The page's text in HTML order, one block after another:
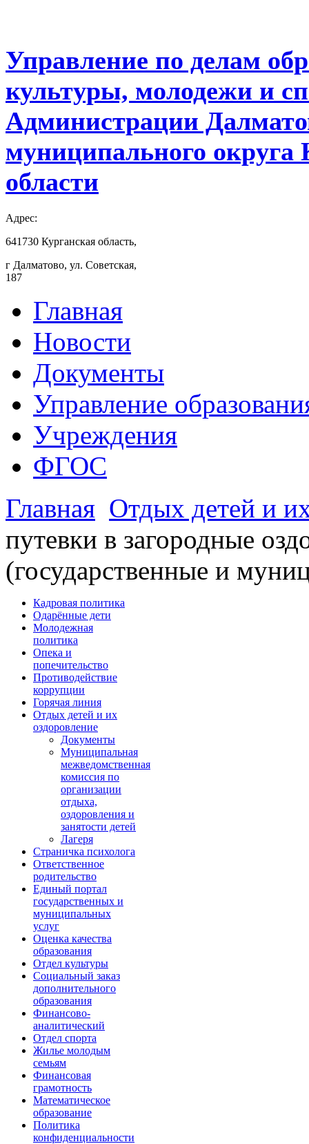
Управление по делам
культуры, молодежи и
Администрации
муниципального округа
области
Адрес:
641730 Курганская область,
г Далматово, ул. Советская,
187
Главная
Новости
Документы
Управление
Учреждения
ФГОС
Главная Отдых детей и
путевки в загородные
(государственные и
Кадровая политика
Одарённые дети
Молодежная
политика
Опека и
попечительство
Противодействие
коррупции
Горячая линия
Отдых детей и их
оздоровление
Документы
Муниципальная
межведомственная
комиссия по
организации
отдыха,
оздоровления и
занятости детей
Лагеря
Страничка психолога
Ответственное
родительство
Единый портал
государственных и
муниципальных
услуг
Оценка качества
образования
Отдел культуры
Социальный заказ
дополнительного
образования
Финансово-
аналитический
Отдел спорта
Жилье молодым
семьям
Финансовая
грамотность
Математическое
образование
Политика
конфиденциальности